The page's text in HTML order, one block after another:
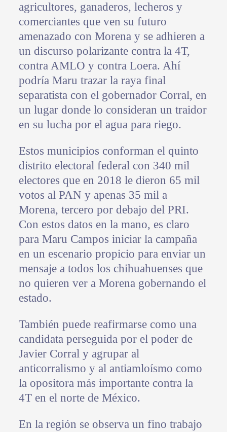
agricultores, ganaderos, lecheros y
comerciantes que ven su futuro
amenazado con Morena y se adhieren a
un discurso polarizante contra la 4T,
contra AMLO y contra Loera. Ahí
podría Maru trazar la raya final
separatista con el gobernador Corral, en
un lugar donde lo consideran un traidor
en su lucha por el agua para riego.
Estos municipios conforman el quinto
distrito electoral federal con 340 mil
electores que en 2018 le dieron 65 mil
votos al PAN y apenas 35 mil a
Morena, tercero por debajo del PRI.
Con estos datos en la mano, es claro
para Maru Campos iniciar la campaña
en un escenario propicio para enviar un
mensaje a todos los chihuahuenses que
no quieren ver a Morena gobernando el
estado.
También puede reafirmarse como una
candidata perseguida por el poder de
Javier Corral y agrupar al
anticorralismo y al antiamloísmo como
la opositora más importante contra la
4T en el norte de México.
En la región se observa un fino trabajo